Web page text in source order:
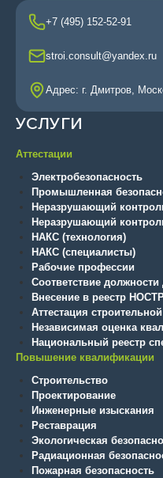
+7 (495) 152-52-91
stroi.consult@yandex.ru
Адрес: г. Дмитров,
УСЛУГИ
Аттестации
Электробезопасность
Промышленная
Неразрушающий
Неразрушающий
НАКС (технология)
НАКС (специалисты)
Рабочие профессии
Соответствие
Внесение в реестр
Аттестация
Независимая оценка
Национальный реестр
Повышение квалификации
Строительство
Проектирование
Инженерные изыскания
Реставрация
Экологическая
Радиационная
Пожарная безопасность